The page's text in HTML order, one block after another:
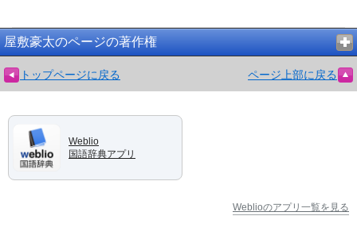
屋敷豪太のページの著作権
トップページに戻る ページ上部に戻る
Weblio
国語辞典アプリ
Weblioのアプリ一覧を見る